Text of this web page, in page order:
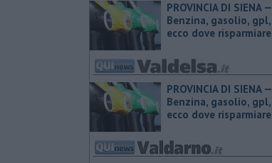
PROVINCIA DI SIENA — ​
Benzina, gasolio, gpl,
ecco dove risparmiare
PROVINCIA DI SIENA — ​
Benzina, gasolio, gpl,
ecco dove risparmiare